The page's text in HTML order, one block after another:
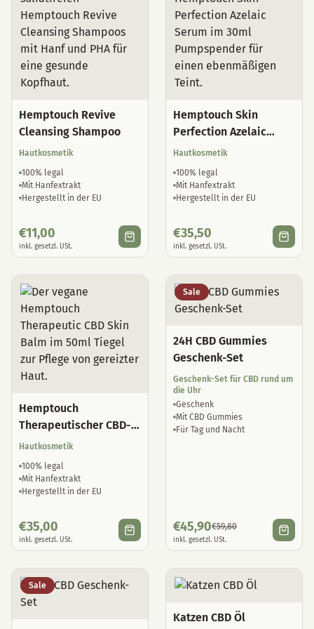
Hemptouch Revive
Cleansing Shampoo
Hautkosmetik
100% legal
Mit Hanfextrakt
Hergestellt in der EU
€11,00
inkl. gesetzl. USt.
Hemptouch Skin
Perfection Azelaic
Serum
Hautkosmetik
100% legal
Mit Hanfextrakt
Hergestellt in der EU
€35,50
inkl. gesetzl. USt.
Hemptouch
Therapeutischer CBD-
Hautbalsam
Hautkosmetik
100% legal
Mit Hanfextrakt
Hergestellt in der EU
€35,00
inkl. gesetzl. USt.
Sale
24H CBD Gummies
Geschenk-Set
Geschenk-Set für CBD rund um
die Uhr
Geschenk
Mit CBD Gummies
Für Tag und Nacht
€45,90€59,80
inkl. gesetzl. USt.
Sale
Katzen CBD Öl